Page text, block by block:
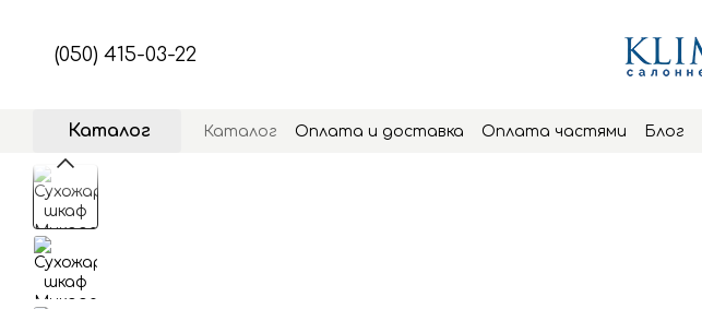
(050) 415-03-22
Каталог Каталог Оплата и доставка Оплата частями Блог